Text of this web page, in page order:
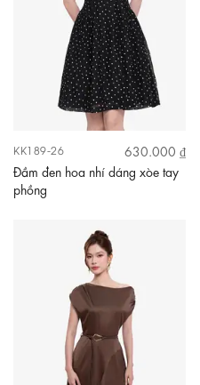
KK189-26
630.000 ₫
Đầm đen hoa nhí dáng xòe tay
phồng